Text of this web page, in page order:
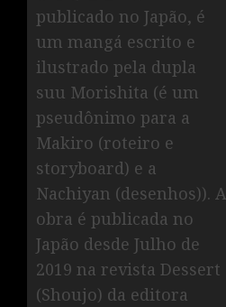
publicado no Japão, é
um mangá escrito e
ilustrado pela dupla
suu Morishita (é um
pseudônimo para a
Makiro (roteiro e
storyboard) e a
Nachiyan (desenhos)). A
obra é publicada no
Japão desde Julho de
2019 na revista Dessert
(Shoujo) da editora